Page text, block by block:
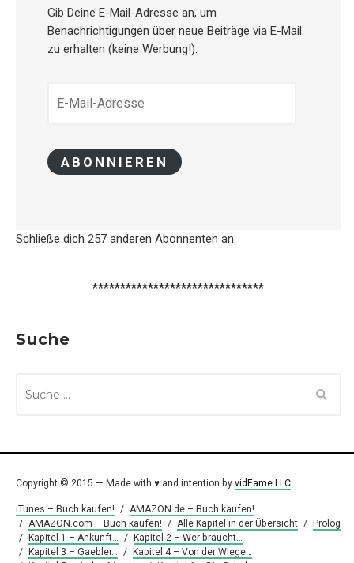
Gib Deine E-Mail-Adresse an, um
Benachrichtigungen über neue Beiträge via E-Mail
zu erhalten (keine Werbung!).
MAIL-
ABONNIEREN
Schließe dich 257 anderen Abonnenten an
*******************************
Suche
NACH:
Copyright © 2015 — Made with ♥ and intention by vidFame LLC
iTunes – Buch kaufen! / AMAZON.de – Buch kaufen!
/ AMAZON.com – Buch kaufen! / Alle Kapitel in der Übersicht /
Prolog
/
Kapitel 1 – Ankunft… /
Kapitel 2 – Wer braucht…
/
Kapitel 3 – Gaebler… /
Kapitel 4 – Von der Wiege…